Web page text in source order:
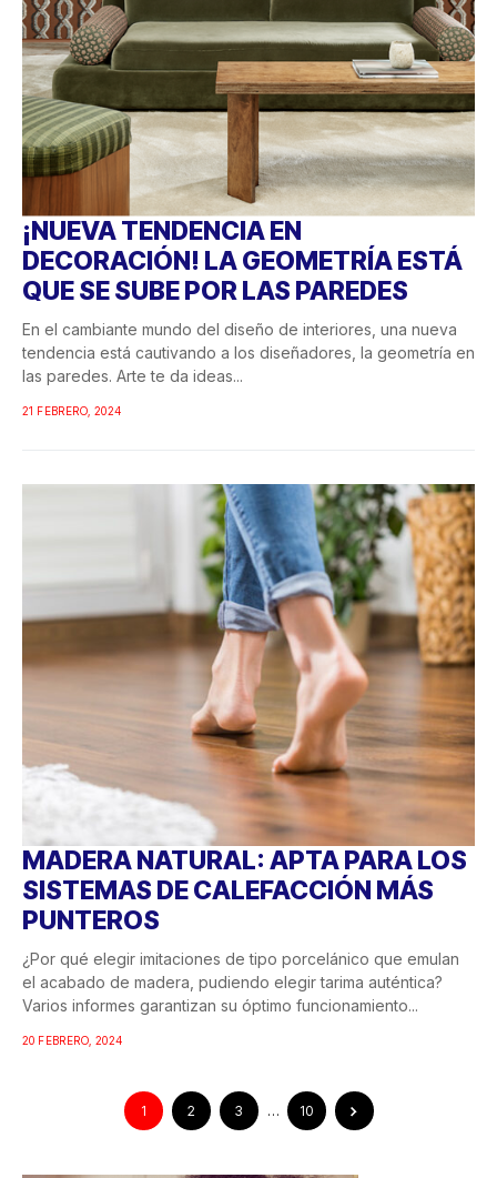
¡NUEVA TENDENCIA EN
DECORACIÓN! LA GEOMETRÍA ESTÁ
QUE SE SUBE POR LAS PAREDES
En el cambiante mundo del diseño de interiores, una nueva
tendencia está cautivando a los diseñadores, la geometría en
las paredes. Arte te da ideas...
21 FEBRERO, 2024
MADERA NATURAL: APTA PARA LOS
SISTEMAS DE CALEFACCIÓN MÁS
PUNTEROS
¿Por qué elegir imitaciones de tipo porcelánico que emulan
el acabado de madera, pudiendo elegir tarima auténtica?
Varios informes garantizan su óptimo funcionamiento...
20 FEBRERO, 2024
1 2 3 … 10